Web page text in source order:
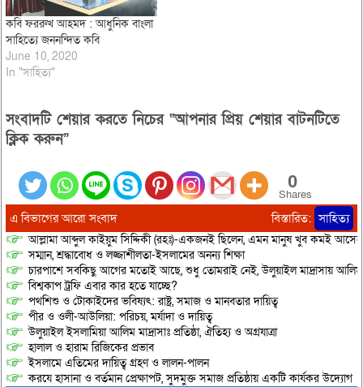
কবি ফররুখ আহমদ : আধুনিক বাংলা
সাহিত্যে জননন্দিত কবি
June 10, 2020
In "সাহিত্য"
সংবাদটি শেয়ার করতে নিচের “আপনার প্রিয় শেয়ার বাটনটিতে
ক্লিক করুন”
0
Shares
এ বিভাগের আরো সংবাদ বিস্তারিত: সাহিত্য
আল্লামা আব্দুল কাইয়ুম সিদ্দিকী (রহঃ)-একজনই ছিলেন, এমন মানুষ খুব কমই আসেন
সম্মান, শ্রদ্ধাবোধ ও লজ্জাশীলতা-ইসলামের অনন্য শিক্ষা
চারপাশে সবকিছু আগের মতোই আছে, শুধু তোমরাই নেই, উলুয়াইল মাদ্রাসায় আলিম
বিশ্বকাপ ট্রফি এবার কার হতে যাচ্ছে?
পথশিশু ও টোকাইদের ভবিষ্যৎ: রাষ্ট্র, সমাজ ও মানবতার দায়িত্ব
পীর ও ওলী-আউলিয়া: পরিচয়, মর্যাদা ও দায়িত্ব
উলুয়াইল ইসলামিয়া আলিম মাদ্রাসাঃ প্রতিষ্ঠা, ঐতিহ্য ও অগ্রযাত্রা
হালাল ও হারাম রিজিকের প্রভাব
ইসলামে এতিমের দায়িত্ব গ্রহণ ও লালন-পালন
করযে হাসানা ও বর্তমান প্রেক্ষাপট, সুদমুক্ত সমাজ প্রতিষ্ঠায় একটি কার্যকর উদ্যোগ